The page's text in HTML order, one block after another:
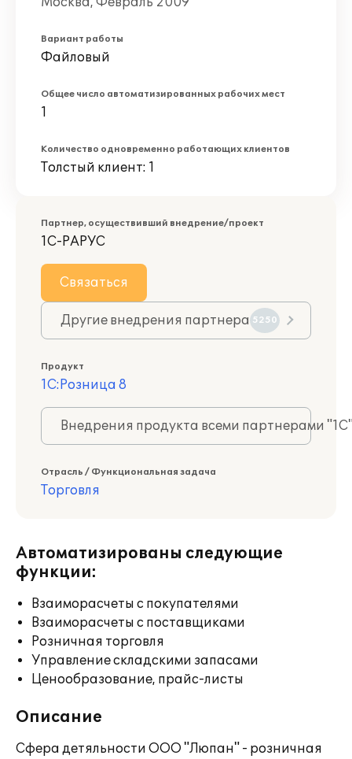
Вариант работы
Файловый
Общее число автоматизированных рабочих мест
1
Количество одновременно работающих клиентов
Толстый клиент: 1
Партнер, осуществивший внедрение/проект
1С-РАРУС
Связаться
Другие внедрения партнера 5250
Продукт
1С:Розница 8
Внедрения продукта всеми партнерами
Отрасль / Функциональная задача
Торговля
Автоматизированы следующие
функции:
Взаиморасчеты с покупателями
Взаиморасчеты с поставщиками
Розничная торговля
Управление складскими запасами
Ценообразование, прайс-листы
Описание
Сфера детяльности ООО "Люпан" - розничная